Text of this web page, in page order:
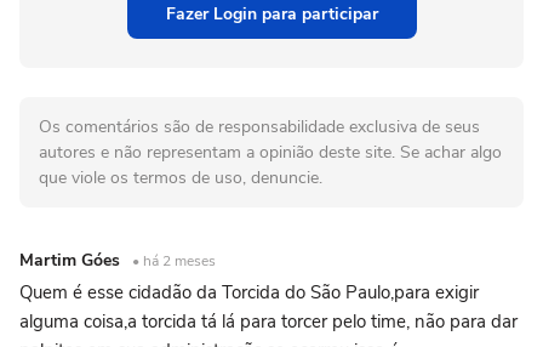
Fazer Login para participar
Os comentários são de responsabilidade exclusiva de seus
autores e não representam a opinião deste site. Se achar algo
que viole os termos de uso, denuncie.
Martim Góes • há 2 meses
Quem é esse cidadão da Torcida do São Paulo,para exigir
alguma coisa,a torcida tá lá para torcer pelo time, não para dar